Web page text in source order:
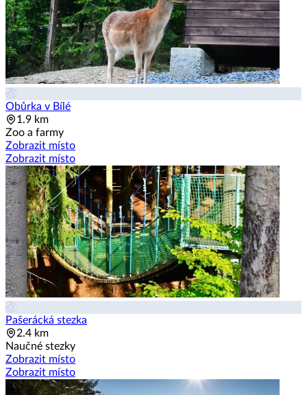
Obůrka v Bílé
1.9 km
Zoo a farmy
Zobrazit místo
Zobrazit místo
Pašerácká stezka
2.4 km
Naučné stezky
Zobrazit místo
Zobrazit místo